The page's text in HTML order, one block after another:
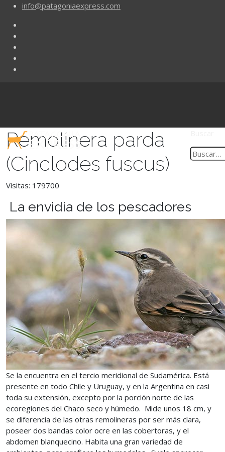
info@patagoniaexpress.com
Remolinera parda
(Cinclodes fuscus)
Visitas: 179700
La envidia de los pescadores
Se la encuentra en el tercio meridional de Sudamérica. Está
presente en todo Chile y Uruguay, y en la Argentina en casi
toda su extensión, excepto por la porción norte de las
ecoregiones del Chaco seco y húmedo. Mide unos 18 cm, y
se diferencia de las otras remolineras por ser más clara,
poseer dos bandas color ocre en las cobertoras, y el
abdomen blanquecino. Habita una gran variedad de